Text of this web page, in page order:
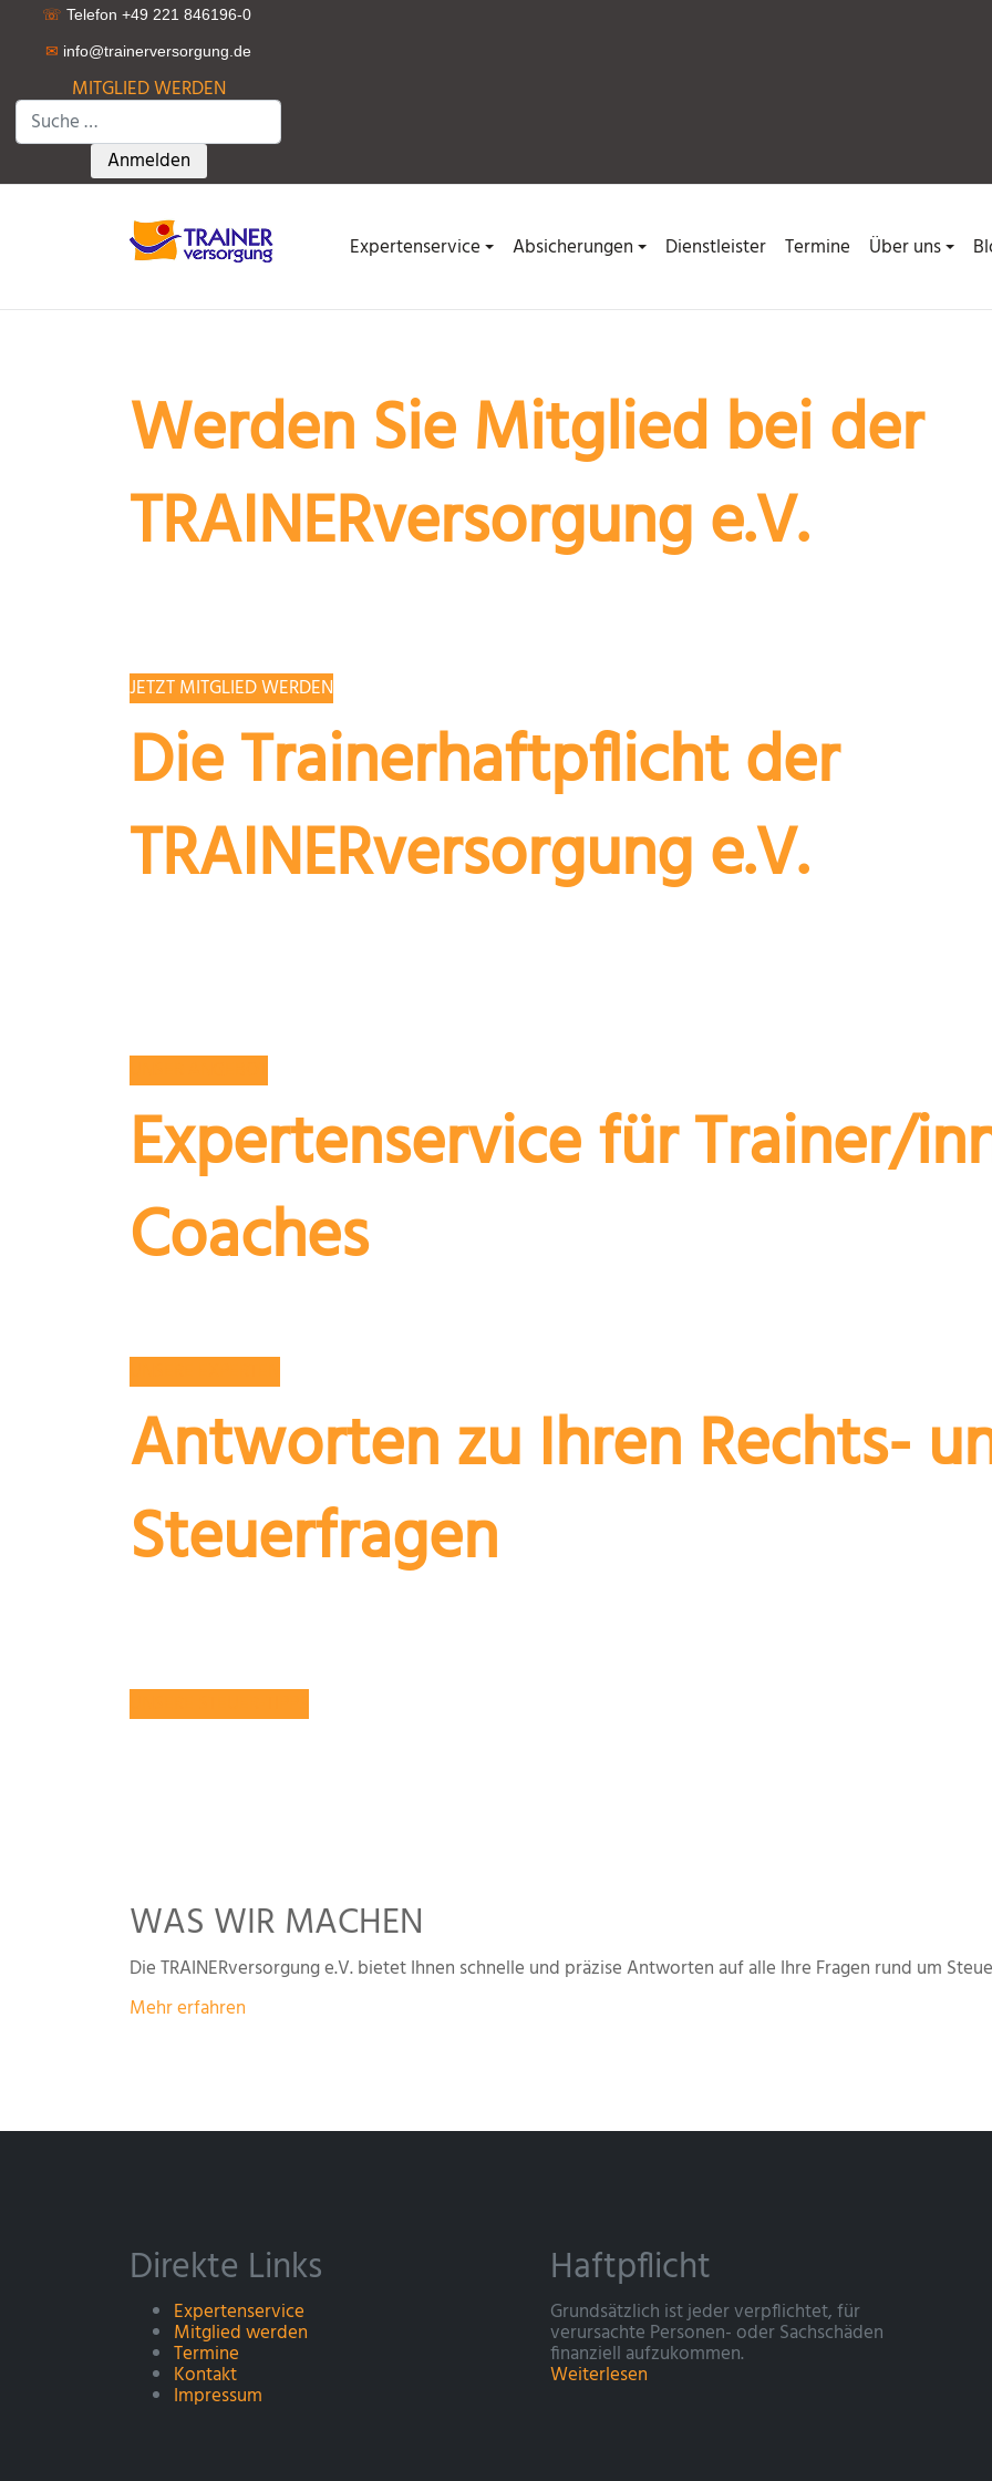
☏ Telefon +49 221 846196-0
✉ info@trainerversorgung.de
MITGLIED WERDEN
Suchen
Type 2 or more characters for results.
Anmelden
Expertenservice Absicherungen Dienstleister Termine Über uns
Werden Sie Mitglied bei der
TRAINERversorgung e.V.
JETZT MITGLIED WERDEN
Die Trainerhaftpflicht der
TRAINERversorgung e.V.
Expertenservice für Trainer/
Coaches
Antworten zu Ihren Rechts-
Steuerfragen
WAS WIR MACHEN
Die TRAINERversorgung e.V. bietet Ihnen schnelle und präzise Antworten auf alle Ihre Fragen rund um
Mehr erfahren
Direkte Links
Expertenservice
Mitglied werden
Termine
Kontakt
Impressum
Haftpflicht
Grundsätzlich ist jeder verpflichtet, für
verursachte Personen- oder Sachschäden
finanziell aufzukommen.
Weiterlesen